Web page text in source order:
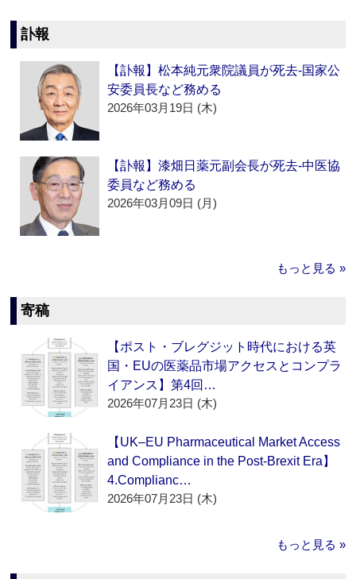
訃報
【訃報】松本純元衆院議員が死去‐国家公
安委員長など務める
2026年03月19日 (木)
【訃報】漆畑日薬元副会長が死去‐中医協
委員など務める
2026年03月09日 (月)
もっと見る »
寄稿
【ポスト・ブレグジット時代における英
国・EUの医薬品市場アクセスとコンプラ
イアンス】第4回…
2026年07月23日 (木)
【UK–EU Pharmaceutical Market Access
and Compliance in the Post-Brexit Era】
4.Complianc…
2026年07月23日 (木)
もっと見る »